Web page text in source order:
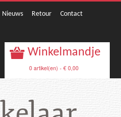
Nieuws Retour
Contact
Winkelmandje
0 artikel(en) - € 0,00